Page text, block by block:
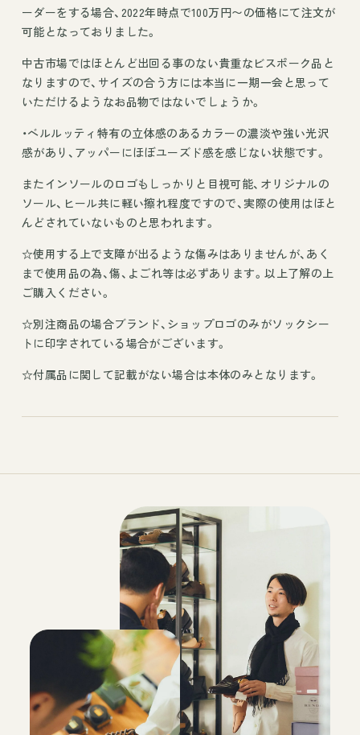
ーダーをする場合、2022年時点で100万円〜の価格にて注文が
可能となっておりました。
中古市場ではほとんど出回る事のない貴重なビスポーク品と
なりますので、サイズの合う方には本当に一期一会と思って
いただけるようなお品物ではないでしょうか。
・ベルルッティ特有の立体感のあるカラーの濃淡や強い光沢
感があり、アッパーにほぼユーズド感を感じない状態です。
またインソールのロゴもしっかりと目視可能、オリジナルの
ソール、ヒール共に軽い擦れ程度ですので、実際の使用はほと
んどされていないものと思われます。
☆使用する上で支障が出るような傷みはありませんが、あく
まで使用品の為、傷、よごれ等は必ずあります。以上了解の上
ご購入ください。
☆別注商品の場合ブランド、ショップロゴのみがソックシー
トに印字されている場合がございます。
☆付属品に関して記載がない場合は本体のみとなります。